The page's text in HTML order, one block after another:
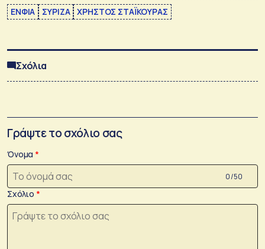
ΕΝΦΙΑ ΣΥΡΙΖΑ ΧΡΗΣΤΟΣ ΣΤΑΪΚΟΥΡΑΣ
Σχόλια
Γράψτε το σχόλιο σας
Όνομα
0 /50
Σχόλιο